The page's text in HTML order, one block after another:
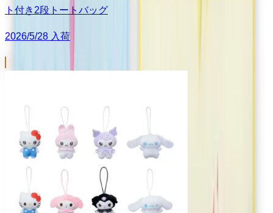
ト付き2段トートバッグ
2026/5/28 入荷